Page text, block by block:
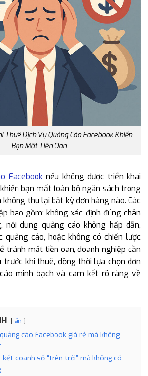
Thuê Dịch Vụ Quảng Cáo Facebook Khiến
Bạn Mất Tiền Oan
Facebooknếu không được triển khai
bạn mất toàn bộ ngân sách trong
thu lại bất kỳ đơn hàng nào. Các
bao gồm: không xác định đúng chân
nội dung quảng cáo không hấp dẫn,
quảng cáo, hoặc không có chiến lược
tránh mất tiền oan, doanh nghiệp cần
trước khi thuê, đồng thời lựa chọn đơn
minh bạch và cam kết rõ ràng về
ẩn
cáo Facebook giá rẻ mà không
kết doanh số “trên trời” mà không có